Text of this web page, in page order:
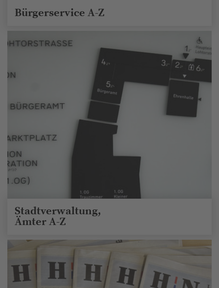
Bürgerservice A-Z
Stadtverwaltung,
Ämter A-Z